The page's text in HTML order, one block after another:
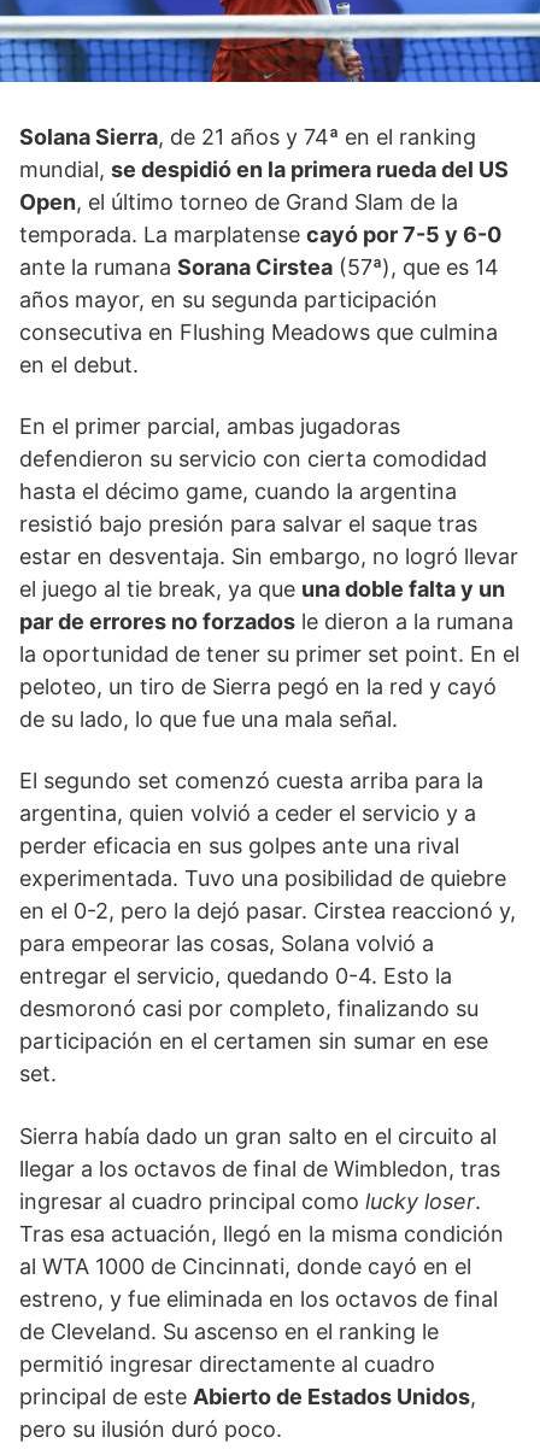
Solana Sierra, de 21 años y 74ª en el ranking
mundial, se despidió en la primera rueda del US
Open, el último torneo de Grand Slam de la
temporada. La marplatense cayó por 7-5 y 6-0
ante la rumana Sorana Cirstea (57ª), que es 14
años mayor, en su segunda participación
consecutiva en Flushing Meadows que culmina
en el debut.
En el primer parcial, ambas jugadoras
defendieron su servicio con cierta comodidad
hasta el décimo game, cuando la argentina
resistió bajo presión para salvar el saque tras
estar en desventaja. Sin embargo, no logró llevar
el juego al tie break, ya que una doble falta y un
par de errores no forzados le dieron a la rumana
la oportunidad de tener su primer set point. En el
peloteo, un tiro de Sierra pegó en la red y cayó
de su lado, lo que fue una mala señal.
El segundo set comenzó cuesta arriba para la
argentina, quien volvió a ceder el servicio y a
perder eficacia en sus golpes ante una rival
experimentada. Tuvo una posibilidad de quiebre
en el 0-2, pero la dejó pasar. Cirstea reaccionó y,
para empeorar las cosas, Solana volvió a
entregar el servicio, quedando 0-4. Esto la
desmoronó casi por completo, finalizando su
participación en el certamen sin sumar en ese
set.
Sierra había dado un gran salto en el circuito al
llegar a los octavos de final de Wimbledon, tras
ingresar al cuadro principal como lucky loser.
Tras esa actuación, llegó en la misma condición
al WTA 1000 de Cincinnati, donde cayó en el
estreno, y fue eliminada en los octavos de final
de Cleveland. Su ascenso en el ranking le
permitió ingresar directamente al cuadro
principal de este Abierto de Estados Unidos,
pero su ilusión duró poco.